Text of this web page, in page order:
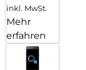
inkl. MwSt.
Mehr
erfahren